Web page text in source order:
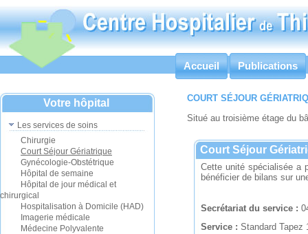
Accueil Publications
Votre hôpital
Les services de soins
Chirurgie
Court Séjour Gériatrique
Gynécologie-Obstétrique
Hôpital de semaine
Hôpital de jour médical et
chirurgical
Hospitalisation à Domicile (HAD)
Imagerie médicale
Médecine Polyvalente
COURT SÉJOUR
Situé au troisième étage du
Court Séjour
Cette unité spécialisée a
bénéficier de bilans sur
Secrétariat du service :
Service : Standard Tapez